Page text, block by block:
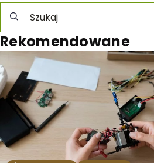
Rekomendowane